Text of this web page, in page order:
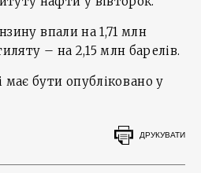
впали на 1,71 млн
– на 2,15 млн барелів.
має бути опубліковано у
ДРУКУВАТИ